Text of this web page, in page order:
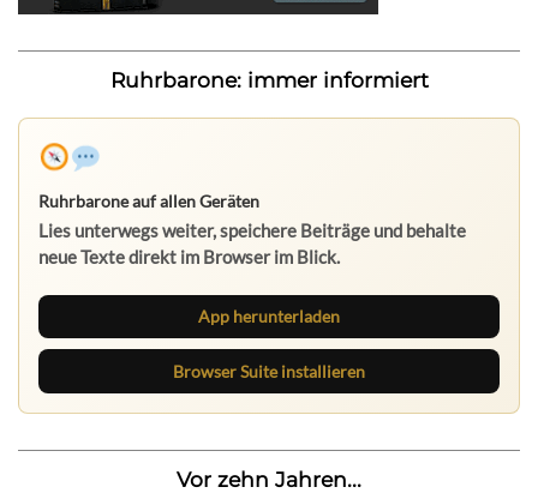
Ruhrbarone: immer informiert
Ruhrbarone auf allen Geräten
Lies unterwegs weiter, speichere Beiträge und behalte
neue Texte direkt im Browser im Blick.
App herunterladen
Browser Suite installieren
Vor zehn Jahren...